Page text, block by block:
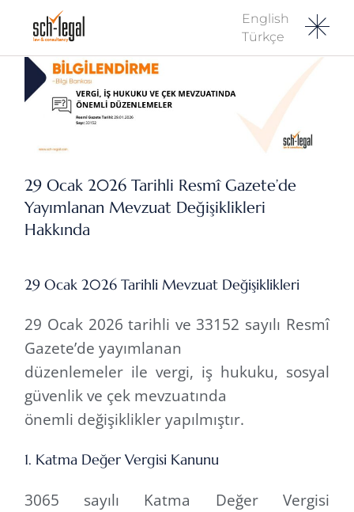
English
Türkçe
29 Ocak 2026 Tarihli Resmî Gazete’de
Yayımlanan Mevzuat Değişiklikleri
Hakkında
29 Ocak 2026 Tarihli Mevzuat Değişiklikleri
29 Ocak 2026 tarihli ve 33152 sayılı Resmî
Gazete’de yayımlanan
düzenlemeler ile vergi, iş hukuku, sosyal
güvenlik ve çek mevzuatında
önemli değişiklikler yapılmıştır.
1. Katma Değer Vergisi Kanunu
3065 sayılı Katma Değer Vergisi